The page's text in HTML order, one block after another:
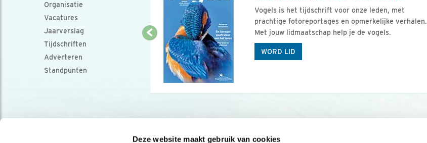
Deze website maakt gebruik van cookies
Organisatie
Vacatures
Jaarverslag
Tijdschriften
Adverteren
Standpunten
Vogels is het tijdschrift voor onze leden, met
prachtige fotoreportages en opmerkelijke verhalen.
Met jouw lidmaatschap help je de vogels.
WORD LID